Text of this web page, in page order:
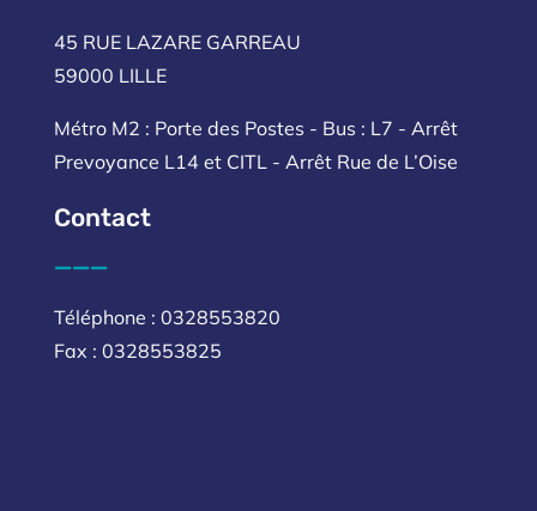
45 RUE LAZARE GARREAU
59000 LILLE
Métro M2 : Porte des Postes - Bus : L7 - Arrêt
Prevoyance L14 et CITL - Arrêt Rue de L’Oise
Contact
___
Téléphone : 0328553820
Fax : 0328553825